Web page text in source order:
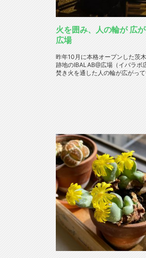
火を囲み、人の輪が 広
広場
昨年10月に本格オープンした茨
跡地のIBALAB@広場（イバラボ
焚き火を通した人の輪が広がっ